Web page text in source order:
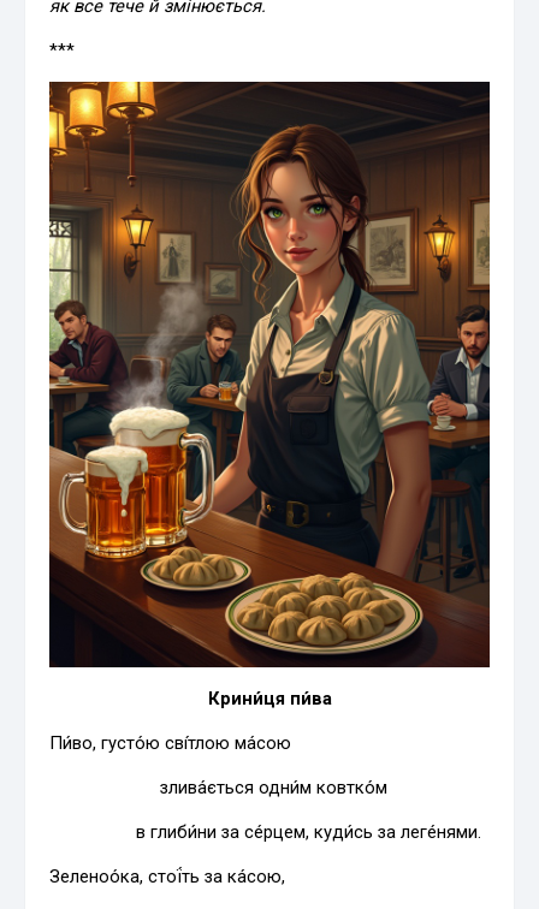
як все тече й змінюється.
***
Крини́ця пи́ва
Пи́во, густо́ю сві́тлою ма́сою
злива́ється одни́м ковтко́м
в глиби́ни за се́рцем, куди́сь за леге́нями.
Зеленоо́ка, стої́ть за ка́сою,